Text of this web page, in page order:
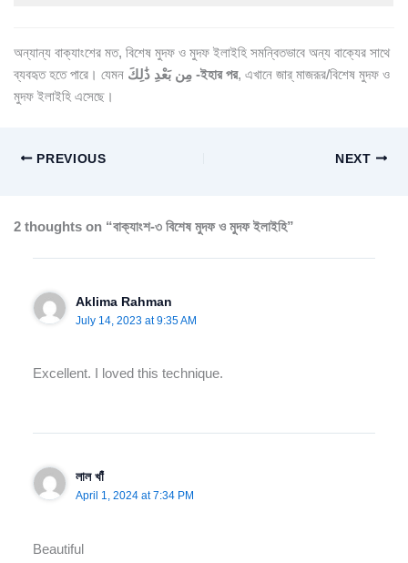
অন্যান্য বাক্যাংশের মত, বিশেষ মুদফ ও মুদফ ইলাইহি সমন্বিতভাবে অন্য বাক্যের সাথে
ব্যবহৃত হতে পারে। যেমন
مِن بَعْدِ ذَٰلِكَ -ইহার পর, এখানে জার্ মাজরূর/বিশেষ মুদফ ও
মুদফ ইলাইহি এসেছে।
PREVIOUS NEXT
2 thoughts on “বাক্যাংশ-৩ বিশেষ মুদফ ও মুদফ ইলাইহি”
Aklima Rahman
July 14, 2023 at 9:35 AM
Excellent. I loved this technique.
লাল খাঁ
April 1, 2024 at 7:34 PM
Beautiful